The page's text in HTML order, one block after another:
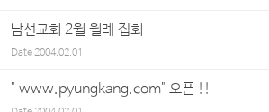
남선교회 2월 월례 집회
Date2004.02.01
" www.pyungkang.com" 오픈 !!